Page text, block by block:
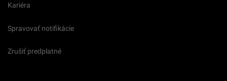
Kariéra
Spravovať notifikácie
Zrušiť predplatné